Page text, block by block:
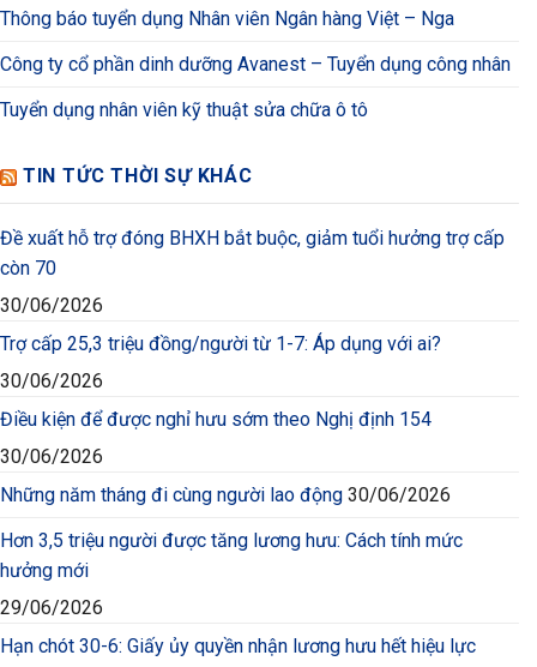
Thông báo tuyển dụng Nhân viên Ngân hàng Việt – Nga
Công ty cổ phần dinh dưỡng Avanest – Tuyển dụng công nhân
Tuyển dụng nhân viên kỹ thuật sửa chữa ô tô
TIN TỨC THỜI SỰ KHÁC
Đề xuất hỗ trợ đóng BHXH bắt buộc, giảm tuổi hưởng trợ cấp
còn 70
30/06/2026
Trợ cấp 25,3 triệu đồng/người từ 1-7: Áp dụng với ai?
30/06/2026
Điều kiện để được nghỉ hưu sớm theo Nghị định 154
30/06/2026
Những năm tháng đi cùng người lao động 30/06/2026
Hơn 3,5 triệu người được tăng lương hưu: Cách tính mức
hưởng mới
29/06/2026
Hạn chót 30-6: Giấy ủy quyền nhận lương hưu hết hiệu lực